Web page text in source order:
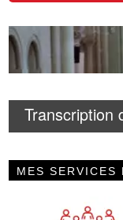
Transcription
MES SERVICES